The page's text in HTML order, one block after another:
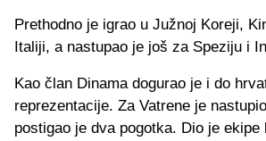
Prethodno je igrao u Južnoj Koreji,
Italiji, a nastupao je još za Speziju i
Kao član Dinama dogurao je i do
reprezentacije. Za Vatrene je
postigao je dva pogotka. Dio je